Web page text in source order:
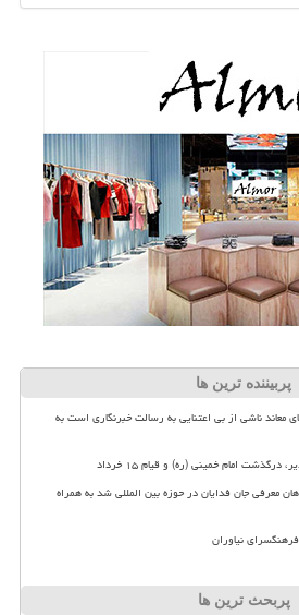
پربیننده ترین ها
معاند ناشی از بی اعتنایی به رسالت خبرنگاری است به
امام خمینی (ره) و قیام ۱۵ خرداد
معرفی جان فدایان در حوزه بین المللی شد به همراه
نیاوران
پربحث ترین ها